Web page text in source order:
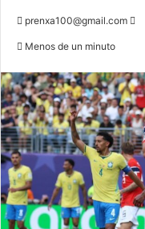
prenxa100@gmail.com
Menos de un minuto